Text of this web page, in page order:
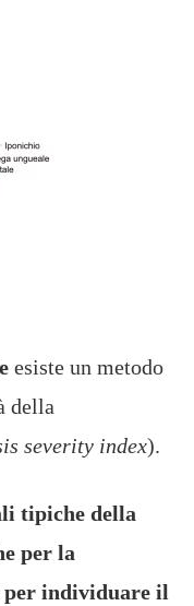
esiste un metodo
della
severity index).
tipiche della
per la
per individuare il